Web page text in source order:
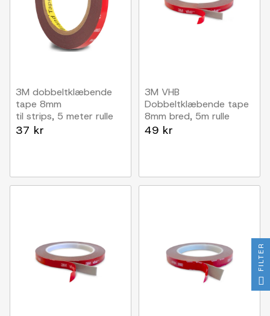
3M dobbeltklæbende
tape 8mm
til strips, 5 meter rulle
37 kr
3M VHB
Dobbeltklæbende tape
8mm bred, 5m rulle
49 kr
FILTER